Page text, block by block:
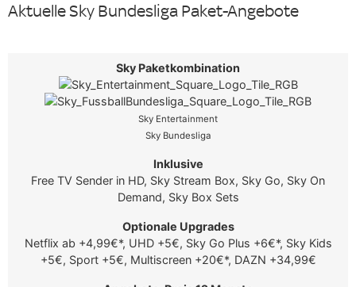
Aktuelle Sky Bundesliga Paket-Angebote
Sky Entertainment
Sky Bundesliga
Free TV Sender in HD, Sky Stream Box, Sky Go, Sky On
Demand, Sky Box Sets
Netflix ab +4,99€*, UHD +5€, Sky Go Plus +6€*, Sky Kids
+5€, Sport +5€, Multiscreen +20€*, DAZN +34,99€